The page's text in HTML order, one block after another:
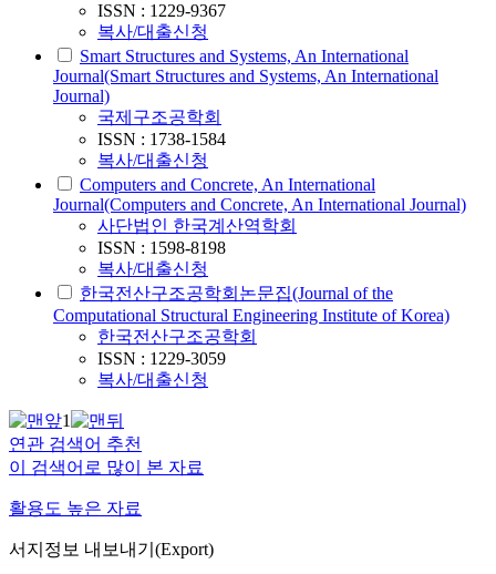
ISSN : 1229-9367
복사/대출신청
Smart Structures and Systems, An International
Journal(Smart Structures and Systems, An International
Journal)
국제구조공학회
ISSN : 1738-1584
복사/대출신청
Computers and Concrete, An International
Journal(Computers and Concrete, An International Journal)
사단법인 한국계산역학회
ISSN : 1598-8198
복사/대출신청
한국전산구조공학회논문집(Journal of the
Computational Structural Engineering Institute of Korea)
한국전산구조공학회
ISSN : 1229-3059
복사/대출신청
1
연관 검색어 추천
이 검색어로 많이 본 자료
활용도 높은 자료
서지정보 내보내기(Export)